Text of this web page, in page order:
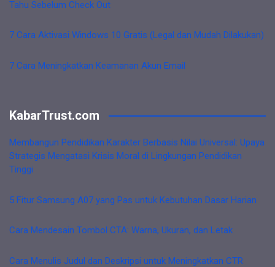
Tahu Sebelum Check Out
7 Cara Aktivasi Windows 10 Gratis (Legal dan Mudah Dilakukan)
7 Cara Meningkatkan Keamanan Akun Email
KabarTrust.com
Membangun Pendidikan Karakter Berbasis Nilai Universal: Upaya
Strategis Mengatasi Krisis Moral di Lingkungan Pendidikan
Tinggi
5 Fitur Samsung A07 yang Pas untuk Kebutuhan Dasar Harian
Cara Mendesain Tombol CTA: Warna, Ukuran, dan Letak
Cara Menulis Judul dan Deskripsi untuk Meningkatkan CTR